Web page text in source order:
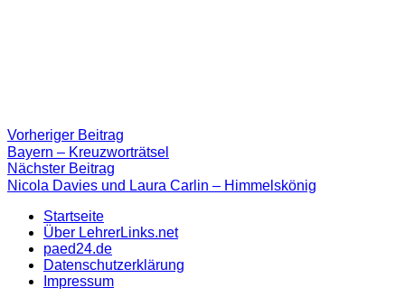
Beitragsnavigation
Vorheriger Beitrag
Beitrag:
Bayern – Kreuzworträtsel
Nächster Beitrag
Beitrag
Nicola Davies und Laura Carlin – Himmelskönig
Startseite
Über LehrerLinks.net
paed24.de
Datenschutzerklärung
Impressum